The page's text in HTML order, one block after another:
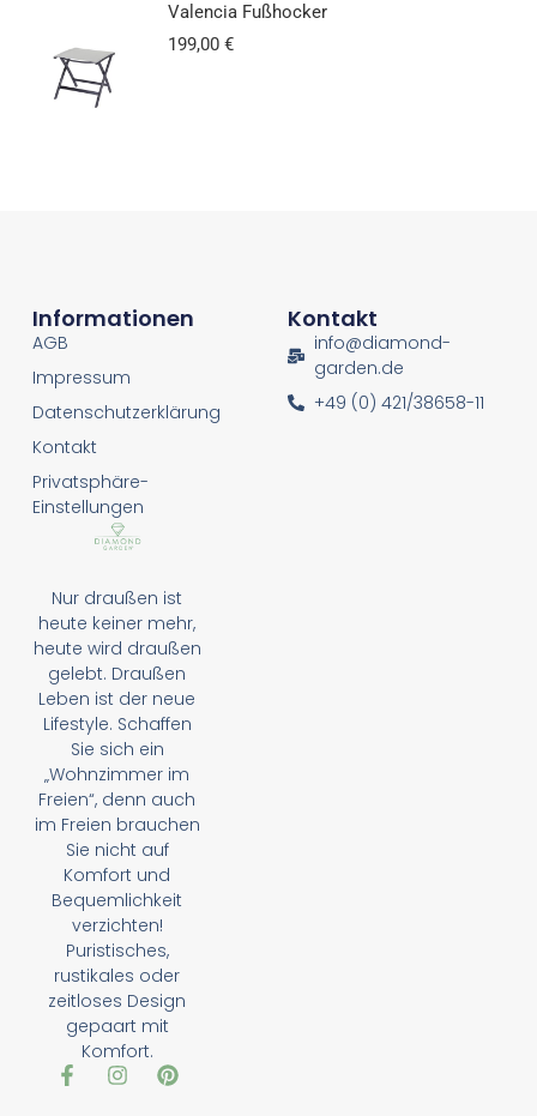
Valencia Fußhocker
199,00 €
Nur draußen ist
heute keiner mehr,
heute wird draußen
gelebt. Draußen
Leben ist der neue
Lifestyle. Schaffen
Sie sich ein
„Wohnzimmer im
Freien“, denn auch
im Freien brauchen
Sie nicht auf
Komfort und
Bequemlichkeit
verzichten!
Puristisches,
rustikales oder
zeitloses Design
gepaart mit
Komfort.
Informationen
AGB
Impressum
Datenschutzerklärung
Kontakt
Privatsphäre-
Einstellungen
Kontakt
info@diamond-
garden.de
+49 (0) 421/38658-11